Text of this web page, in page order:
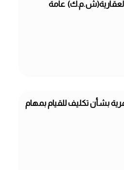
العقارية(ش.م.ك) عامة
افصاح معلومات جوهرية بشأن تكليف للقيام بمهام